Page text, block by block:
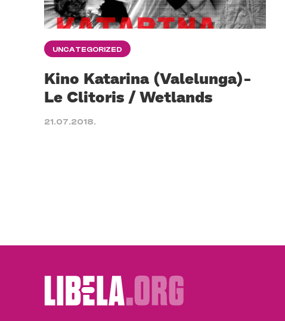
UNCATEGORIZED
Kino Katarina (Valelunga)-
Le Clitoris / Wetlands
21.07.2018.